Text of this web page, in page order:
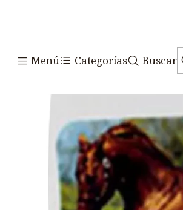
Menú Categorías Buscar